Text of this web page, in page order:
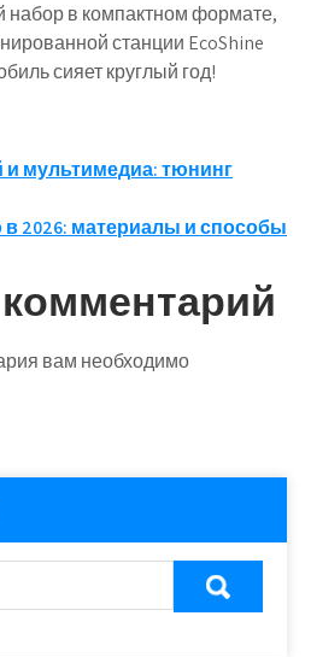
набор в компактном формате,
станции EcoShine
сияет круглый год!
и мультимедиа: тюнинг
2026: материалы и способы
вам необходимо